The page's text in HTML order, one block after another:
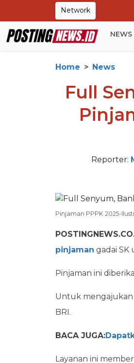
Network
NEWS
Home News
Full
Reporter:
Pinjaman PPPK 2025-
pinjaman gadai SK
Pinjaman ini
Untuk mengajukan
BRI.
BACA JUGA:
Layanan ini